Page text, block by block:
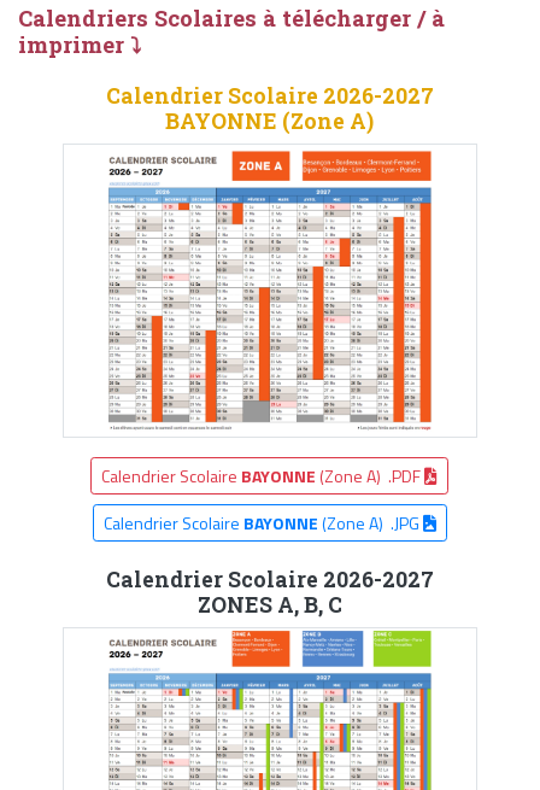
Calendriers Scolaires à télécharger / à
imprimer ⤵
Calendrier Scolaire 2026-2027
BAYONNE (Zone A)
Calendrier Scolaire BAYONNE (Zone A) .PDF
Calendrier Scolaire BAYONNE(Zone A) .JPG
Calendrier Scolaire 2026-2027
ZONES A, B, C